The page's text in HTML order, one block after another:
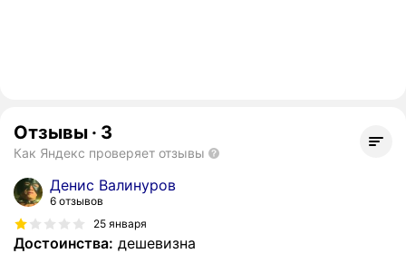
Отзывы · 3
Как Яндекс проверяет отзывы
Денис Валинуров
6 отзывов
25 января
Достоинства: дешевизна